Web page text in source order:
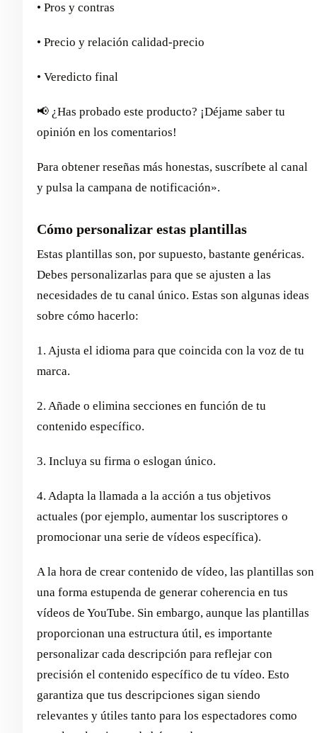
• Pros y contras
• Precio y relación calidad-precio
• Veredicto final
📢 ¿Has probado este producto? ¡Déjame saber tu
opinión en los comentarios!
Para obtener reseñas más honestas, suscríbete al canal
y pulsa la campana de notificación».
Cómo personalizar estas plantillas
Estas plantillas son, por supuesto, bastante genéricas.
Debes personalizarlas para que se ajusten a las
necesidades de tu canal único. Estas son algunas ideas
sobre cómo hacerlo:
1. Ajusta el idioma para que coincida con la voz de tu
marca.
2. Añade o elimina secciones en función de tu
contenido específico.
3. Incluya su firma o eslogan único.
4. Adapta la llamada a la acción a tus objetivos
actuales (por ejemplo, aumentar los suscriptores o
promocionar una serie de vídeos específica).
A la hora de crear contenido de vídeo, las plantillas son
una forma estupenda de generar coherencia en tus
vídeos de YouTube. Sin embargo, aunque las plantillas
proporcionan una estructura útil, es importante
personalizar cada descripción para reflejar con
precisión el contenido específico de tu vídeo. Esto
garantiza que tus descripciones sigan siendo
relevantes y útiles tanto para los espectadores como